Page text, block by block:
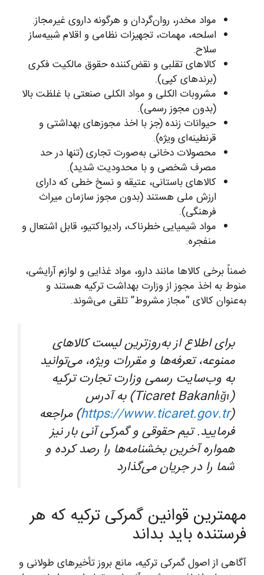
مواد مخدر، روان‌گردان و هرگونه داروی غیرمجاز.
اسلحه، مهمات، تجهیزات نظامی و اقلام شبیه‌ساز
سلاح.
کالاهای تقلبی و نقض‌کننده حقوق مالکیت فکری
(برندهای کپی).
مشروبات الکلی و مواد الکلی صنعتی با غلظت بالا
(بدون مجوز رسمی).
حیوانات زنده (جز با اخذ مجوزهای بهداشتی و
قرنطینه‌ای ویژه).
محصولات دخانی به‌صورت تجاری (تنها در حد
مصرف شخصی و با محدودیت شدید).
کالاهای باستانی، عتیقه و نسخ خطی که دارای
ارزش ملی هستند (بدون مجوز سازمان میراث
فرهنگی).
مواد شیمیایی خطرناک، رادیواکتیو، قابل اشتعال و
منفجره.
ضمناً برخی کالاها مانند دارو، مواد غذایی و لوازم آرایشی،
منوط به اخذ مجوز از وزارت بهداشت ترکیه هستند و
به‌عنوان کالای “مجاز مشروط” تلقی می‌شوند.
برای اطلاع از به‌روزترین لیست کالاهای
ممنوعه، تعرفه‌ها و مقررات ویژه، می‌توانید
به وب‌سایت رسمی وزارت تجارت ترکیه
(Ticaret Bakanlığı) به آدرس
(
https://www.ticaret.gov.tr) مراجعه
فرمایید. تیم حقوقی و گمرکی آنی بار نیز
همواره آخرین بخشنامه‌ها را رصد کرده و
شما را در جریان می‌گذارد
مهمترین قوانین گمرکی ترکیه که هر
فرستنده باید بداند
آگاهی از اصول گمرکی ترکیه، مانع بروز تأخیرهای طولانی و